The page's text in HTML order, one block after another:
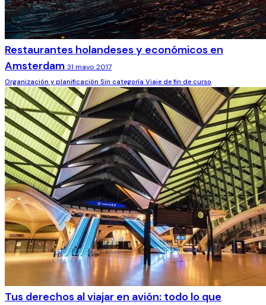
Restaurantes holandeses y económicos en
Amsterdam 31 mayo 2017
Organización y planificación Sin categoría Viaje de fin de curso
Tus derechos al viajar en avión: todo lo que